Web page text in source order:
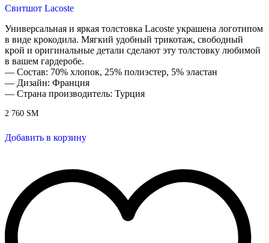
Свитшот Lacoste
Универсальная и яркая толстовка Lacoste украшена логотипом
в виде крокодила. Мягкий удобный трикотаж, свободный
крой и оригинальные детали сделают эту толстовку любимой
в вашем гардеробе.
— Состав: 70% хлопок, 25% полиэстер, 5% эластан
— Дизайн: Франция
— Страна производитель: Турция
2 760 ЅМ
Добавить в корзину